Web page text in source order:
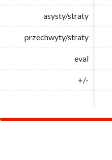
asysty/straty
przechwyty/straty
eval
+/-
asysty/straty
przechwyty/straty
eval
+/-